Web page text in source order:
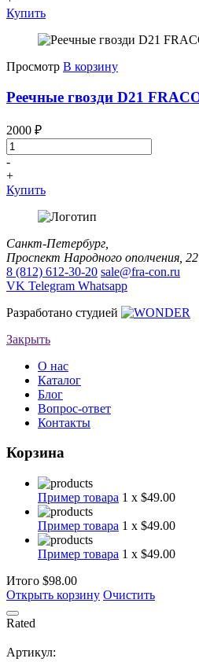
Купить
Просмотр В корзину
Реечные гвозди D21
2000 ₽
-
+
Купить
Санкт-Петербург,
Проспект Народного ополчения, 22
8 (812) 612-30-20 sale@fra-con.ru
VK Telegram Whatsapp
Разработано студией
Закрыть
О нас
Каталог
Блог
Вопрос-ответ
Контакты
Корзина
Пример товара 1 x $49.00
Пример товара 1 x $49.00
Пример товара 1 x $49.00
Итого $98.00
Открыть корзину Очистить
Rated
Артикул: